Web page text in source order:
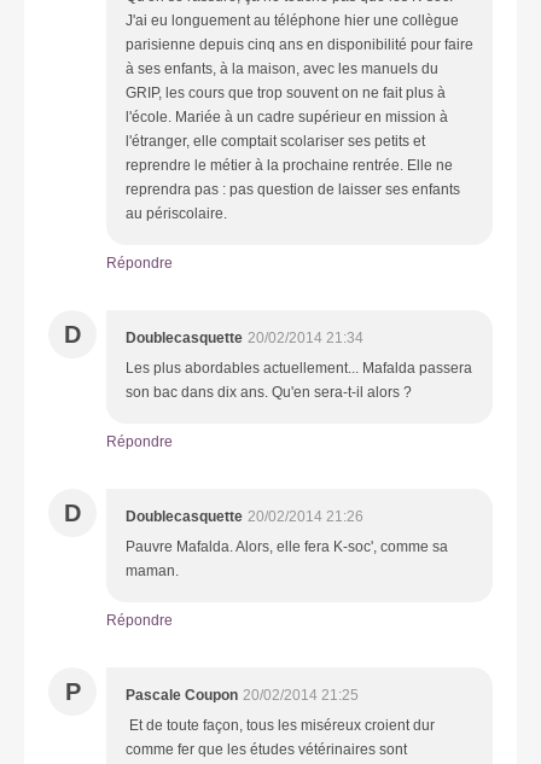
J'ai eu longuement au téléphone hier une collègue
parisienne depuis cinq ans en disponibilité pour faire
à ses enfants, à la maison, avec les manuels du
GRIP, les cours que trop souvent on ne fait plus à
l'école. Mariée à un cadre supérieur en mission à
l'étranger, elle comptait scolariser ses petits et
reprendre le métier à la prochaine rentrée. Elle ne
reprendra pas : pas question de laisser ses enfants
au périscolaire.
Répondre
D Doublecasquette 20/02/2014 21:34
Les plus abordables actuellement... Mafalda passera
son bac dans dix ans. Qu'en sera-t-il alors ?
Répondre
D Doublecasquette 20/02/2014 21:26
Pauvre Mafalda. Alors, elle fera K-soc', comme sa
maman.
Répondre
P Pascale Coupon 20/02/2014 21:25
Et de toute façon, tous les miséreux croient dur
comme fer que les études vétérinaires sont